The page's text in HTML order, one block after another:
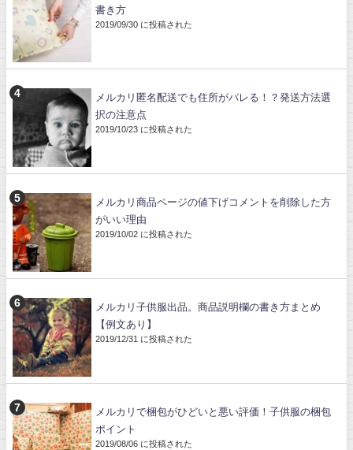
書き方
2019/09/30 に投稿された
メルカリ匿名配送でも住所がバレる！？発送方法選
択の注意点
2019/10/23 に投稿された
メルカリ商品ページの値下げコメントを削除した方
がいい理由
2019/10/02 に投稿された
メルカリ子供服出品。商品説明欄の書き方まとめ
【例文あり】
2019/12/31 に投稿された
メルカリで梱包がひどいと悪い評価！子供服の梱包
ポイント
2019/08/06 に投稿された